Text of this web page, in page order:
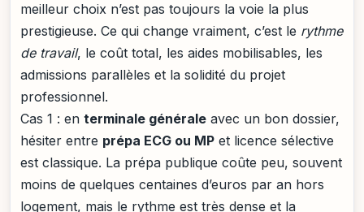
meilleur choix n’est pas toujours la voie la plus
prestigieuse. Ce qui change vraiment, c’est le rythme
de travail, le coût total, les aides mobilisables, les
admissions parallèles et la solidité du projet
professionnel.
Cas 1 : en terminale générale avec un bon dossier,
hésiter entre prépa ECG ou MP et licence sélective
est classique. La prépa publique coûte peu, souvent
moins de quelques centaines d’euros par an hors
logement, mais le rythme est très dense et la